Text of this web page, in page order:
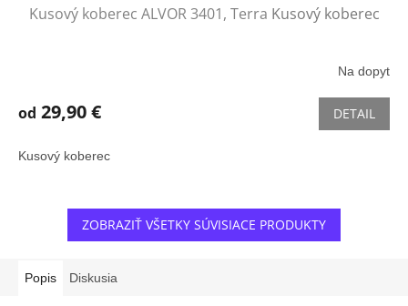
Kusový koberec ALVOR 3401, Terra Kusový koberec
Na dopyt
od 29,90 € DETAIL
Kusový koberec
ZOBRAZIŤ VŠETKY SÚVISIACE PRODUKTY
Popis Diskusia